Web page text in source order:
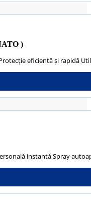
)
eficientă și rapidă
instantă Spray